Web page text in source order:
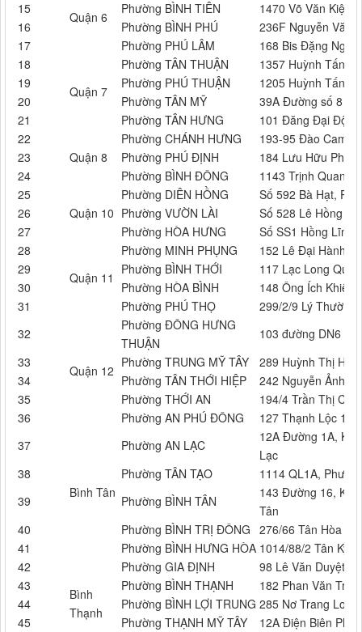
Quận 6
15
Phường BÌNH TIÊN
1470 Võ Văn Kiệt,
16
Phường BÌNH PHÚ
236F Nguyễn Văn
17
Phường PHÚ LÂM
168 Bis Đặng
18
Quận 7
Phường TÂN THUẬN
1357 Huỳnh Tấn
19
Phường PHÚ THUẬN
1205 Huỳnh Tấn
20
Phường TÂN MỸ
39A Đường số 8 P
21
Phường TÂN HƯNG
101 Đăng Đại Độ P
22
Quận 8
Phường CHÁNH HƯNG
193-95 Đào Cam
23
Phường PHÚ ĐỊNH
184 Lưu Hữu
24
Phường BÌNH ĐÔNG
1143 Trịnh Quang
25
Quận 10
Phường DIÊN HỒNG
Số 592 Bà Hạt,
26
Phường VƯỜN LÀI
Số 528 Lê Hồng
27
Phường HÒA HƯNG
Số SS1 Hồng
28
Quận 11
Phường MINH PHỤNG
152 Lê Đại Hành,
29
Phường BÌNH THỚI
117 Lạc Long
30
Phường HÒA BÌNH
148 Ông Ích
31
Phường PHÚ THỌ
299/2/9 Lý Thường
32
Quận 12
Phường ĐÔNG HƯNG
THUẬN
103 đường DN6
33
Phường TRUNG MỸ TÂY
289 Huỳnh Thị Hai,
34
Phường TÂN THỚI HIỆP
242 Nguyễn Ảnh
35
Phường THỚI AN
194/4 Trần Thị Cờ,
36
Phường AN PHÚ ĐÔNG
127 Thạnh Lộc 19,
37
Bình Tân
Phường AN LẠC
12A Đường 1A,
Lạc
38
Phường TÂN TẠO
1114 QL1A,
39
Phường BÌNH TÂN
143 Đường 16,
Tân
40
Phường BÌNH TRỊ ĐÔNG 276/66 Tân Hòa
41
Phường BÌNH HƯNG HÒA 1014/88/2 Tân Kỳ
42
Bình
Thạnh
Phường GIA ĐỊNH
98 Lê Văn Duyệt,
43
Phường BÌNH THẠNH
182 Phan Văn Trị,
44
Phường BÌNH LỢI TRUNG 285 Nơ Trang
45
Phường THẠNH MỸ TÂY
12A Điện Biên